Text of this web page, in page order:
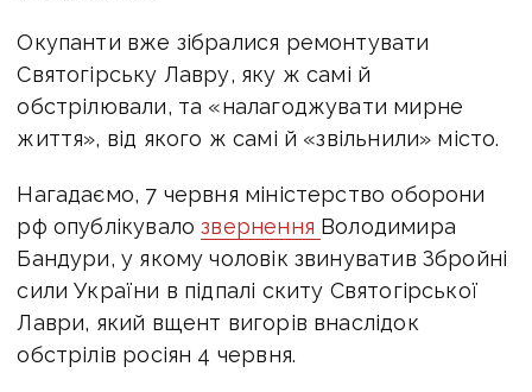
Окупанти вже зібралися ремонтувати
Святогірську Лавру, яку ж самі й
обстрілювали, та «налагоджувати мирне
життя», від якого ж самі й «звільнили» місто.
Нагадаємо, 7 червня міністерство оборони
рф опублікувалозвернення Володимира
Бандури, у якому чоловік звинуватив Збройні
сили України в підпалі скиту Святогірської
Лаври, який вщент вигорів внаслідок
обстрілів росіян 4 червня.